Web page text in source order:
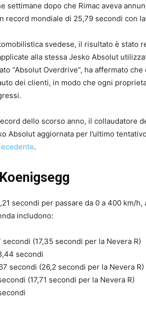
settimane dopo che Rimac aveva
record mondiale di 25,79 secondi con la
svedese, il risultato è stato
alla stessa Jesko Absolut
“Absolut Overdrive”, ha affermato
dei clienti, in modo che ogni
dello scorso anno, il collaudatore
Absolut aggiornata per l’ultimo
.
Koenigsegg
secondi per passare da 0 a 400 km/
includono:
(17,35 secondi per la Nevera R)
secondi
secondi (26,2 secondi per la Nevera R)
(17,71 secondi per la Nevera R)